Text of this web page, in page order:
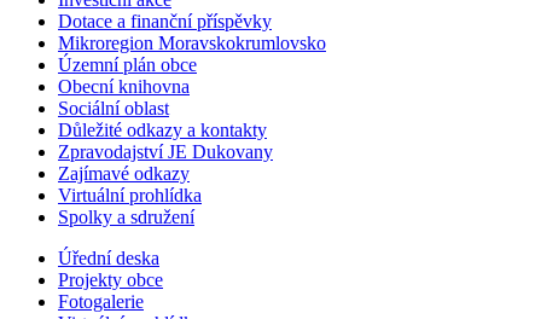
Dotace a finanční příspěvky
Mikroregion Moravskokrumlovsko
Územní plán obce
Obecní knihovna
Sociální oblast
Důležité odkazy a kontakty
Zpravodajství JE Dukovany
Zajímavé odkazy
Virtuální prohlídka
Spolky a sdružení
Úřední deska
Projekty obce
Fotogalerie